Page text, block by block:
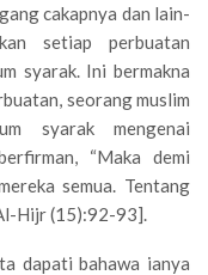
cakapnya dan lain-
setiap perbuatan
syarak. Ini bermakna
seorang muslim
syarak mengenai
“Maka demi
semua. Tentang
Hijr (15):92-93].
dapati bahawa ianya